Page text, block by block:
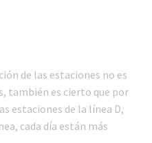
de las estaciones no es
también es cierto que por
estaciones de la línea D,
cada día están más